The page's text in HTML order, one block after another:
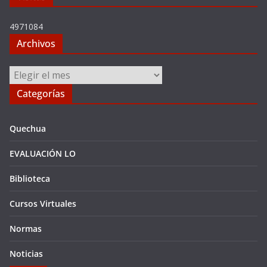
4971084
Archivos
Archivos
Categorías
Quechua
EVALUACIÓN LO
Biblioteca
Cursos Virtuales
Normas
Noticias